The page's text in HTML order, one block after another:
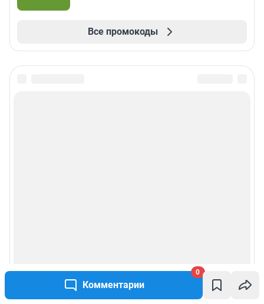
Комментарии
0
Все промокоды